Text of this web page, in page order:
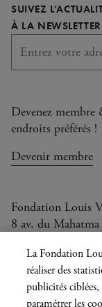
FacebookInstagram
YouTube
SUIVEZ
À LA NEWSLETTER
Devenez
endroits préférés !
Devenir membre
Fondation Louis
8 av. du
Ouvert
La Fondation
réaliser des
publicités ciblées,
paramétrer les